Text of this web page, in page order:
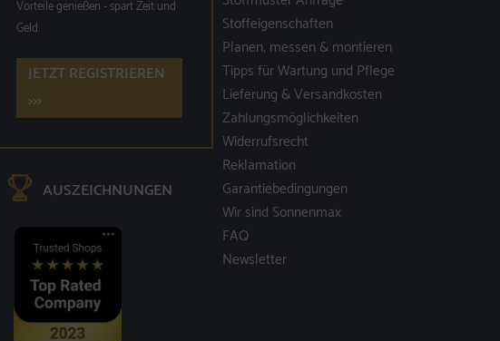
Vorteile genießen - spart Zeit und
Geld.
JETZT REGISTRIEREN
>>>
AUSZEICHNUNGEN
Stoffeigenschaften
Planen, messen & montieren
Tipps für Wartung und Pflege
Lieferung & Versandkosten
Zahlungsmöglichkeiten
Widerrufsrecht
Reklamation
Garantiebedingungen
Wir sind Sonnenmax
FAQ
Newsletter